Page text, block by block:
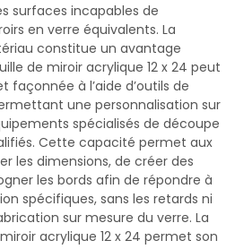
surfaces incapables de
en verre équivalents. La
constitue un avantage
de miroir acrylique 12 x 24 peut
à l’aide d’outils de
une personnalisation sur
spécialisés de découpe
Cette capacité permet aux
les dimensions, de créer des
les bords afin de répondre à
spécifiques, sans les retards ni
sur mesure du verre. La
acrylique 12 x 24 permet son